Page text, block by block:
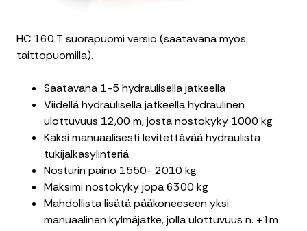
HC 160 T suorapuomi versio (saatavana myös
taittopuomilla).
Saatavana 1-5 hydraulisella jatkeella
Viidellä hydraulisella jatkeella hydraulinen
ulottuvuus 12,00 m, josta nostokyky 1000 kg
Kaksi manuaalisesti levitettävää hydraulista
tukijalkasylinteriä
Nosturin paino 1550- 2010 kg
Maksimi nostokyky jopa 6300 kg
Mahdollista lisätä pääkoneeseen yksi
manuaalinen kylmäjatke, jolla ulottuvuus n. +1m